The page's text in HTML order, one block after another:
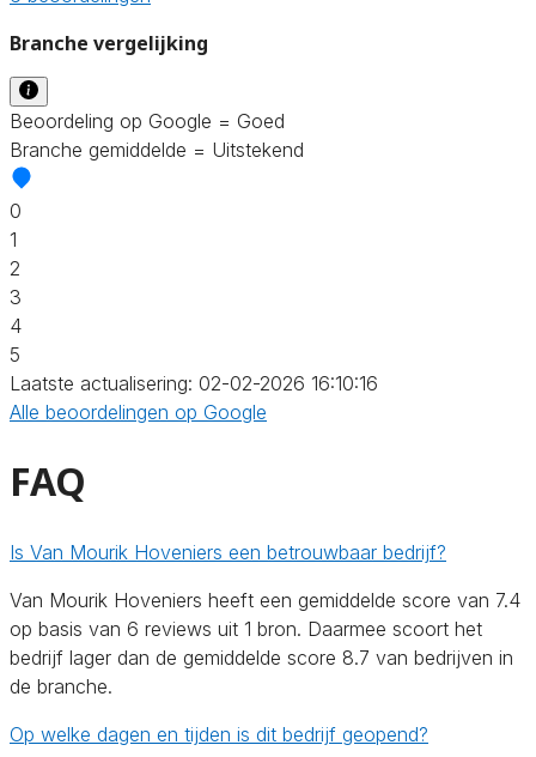
Branche vergelijking
Beoordeling op Google = Goed
Branche gemiddelde = Uitstekend
0
1
2
3
4
5
Laatste actualisering: 02-02-2026 16:10:16
Alle beoordelingen op Google
FAQ
Is Van Mourik Hoveniers een betrouwbaar bedrijf?
Van Mourik Hoveniers heeft een gemiddelde score van 7.4
op basis van 6 reviews uit 1 bron. Daarmee scoort het
bedrijf lager dan de gemiddelde score 8.7 van bedrijven in
de branche.
Op welke dagen en tijden is dit bedrijf geopend?